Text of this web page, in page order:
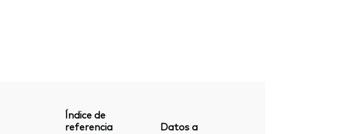
Índice de
referencia
Datos a